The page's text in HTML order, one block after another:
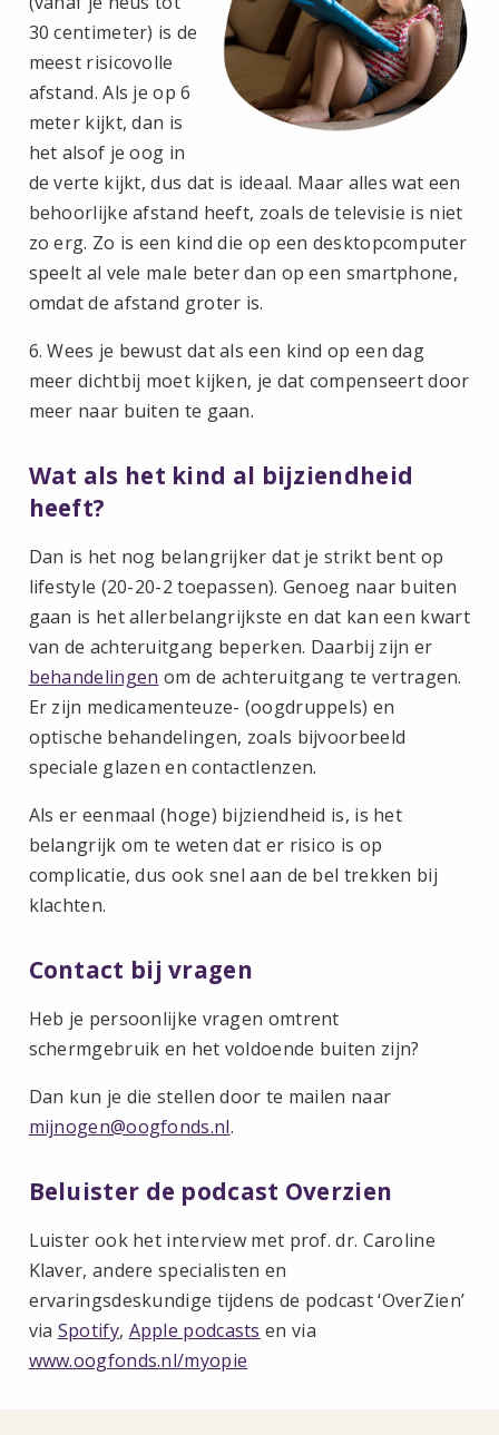
30 centimeter) is de
meest risicovolle
afstand. Als je op 6
meter kijkt, dan is
het alsof je oog in
de verte kijkt, dus dat is ideaal. Maar alles wat een
behoorlijke afstand heeft, zoals de televisie is niet
zo erg. Zo is een kind die op een desktopcomputer
speelt al vele male beter dan op een smartphone,
omdat de afstand groter is.
6. Wees je bewust dat als een kind op een dag
meer dichtbij moet kijken, je dat compenseert door
meer naar buiten te gaan.
Wat als het kind al bijziendheid
heeft?
Dan is het nog belangrijker dat je strikt bent op
lifestyle (20-20-2 toepassen). Genoeg naar buiten
gaan is het allerbelangrijkste en dat kan een kwart
van de achteruitgang beperken. Daarbij zijn er
behandelingen om de achteruitgang te vertragen.
Er zijn medicamenteuze- (oogdruppels) en
optische behandelingen, zoals bijvoorbeeld
speciale glazen en contactlenzen.
Als er eenmaal (hoge) bijziendheid is, is het
belangrijk om te weten dat er risico is op
complicatie, dus ook snel aan de bel trekken bij
klachten.
Contact bij vragen
Heb je persoonlijke vragen omtrent
schermgebruik en het voldoende buiten zijn?
Dan kun je die stellen door te mailen naar
mijnogen@oogfonds.nl.
Beluister de podcast Overzien
Luister ook het interview met prof. dr. Caroline
Klaver, andere specialisten en
ervaringsdeskundige tijdens de podcast ‘OverZien’
via Spotify, Apple podcasts en via
www.oogfonds.nl/myopie